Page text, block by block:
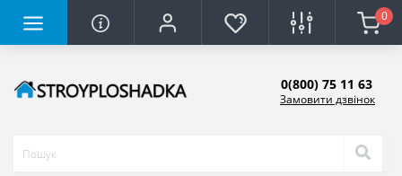
0
0(800) 75 11 63
Замовити дзвінок